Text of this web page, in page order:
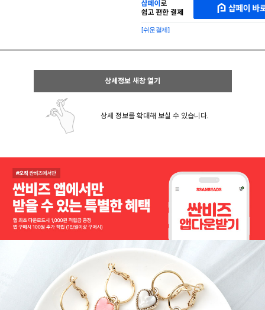
MAKESHOP
SHOPPAY
로
간
구
샵
페
페
이
구
[쉬운결제]
상세정보 새창 열기
상세 정보를 확대해 보실 수 있습니다.